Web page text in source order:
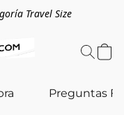
Travel Size
Preguntas